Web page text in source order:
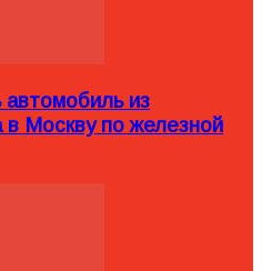
автомобиль из
в Москву по железной